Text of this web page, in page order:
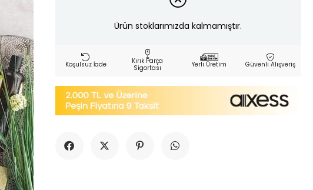
Ürün stoklarımızda kalmamıştır.
Koşulsuz İade
Kırık Parça
Sigortası
Yerli Üretim Güvenli Alışveriş